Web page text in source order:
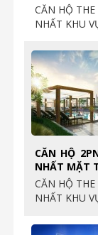
CĂN HỘ
NHẤT KHU
CĂN HỘ
NHẤT MẶT
CĂN HỘ
NHẤT KHU